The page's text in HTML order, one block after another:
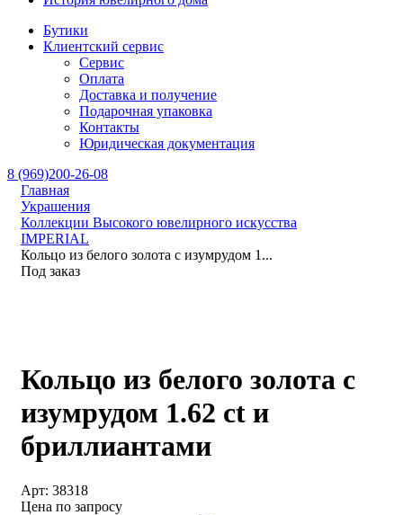
Бутики
Клиентский сервис
Сервис
Оплата
Доставка и получение
Подарочная упаковка
Контакты
Юридическая документация
8 (969)200-26-08
Главная
Украшения
Коллекции Высокого ювелирного искусства
IMPERIAL
Кольцо из белого золота с изумрудом 1...
Под заказ
Кольцо из белого золота с
изумрудом 1.62 ct и
бриллиантами
Арт: 38318
Цена по запросу